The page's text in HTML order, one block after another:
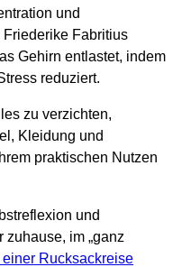
und
Fabritius
Gehirn entlastet, indem
reduziert.
zu verzichten,
Kleidung und
praktischen Nutzen
und
im „ganz
einer Rucksackreise